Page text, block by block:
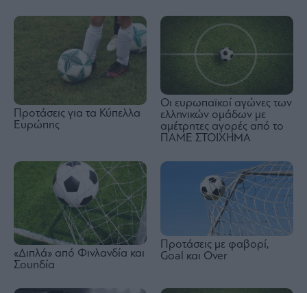
Προτάσεις για τα Κύπελλα
Ευρώπης
Οι ευρωπαϊκοί αγώνες των
ελληνικών ομάδων με
αμέτρητες αγορές από το
ΠΑΜΕ ΣΤΟΙΧΗΜΑ
«Διπλά» από Φινλανδία και
Σουηδία
Προτάσεις με φαβορί,
Goal και Over